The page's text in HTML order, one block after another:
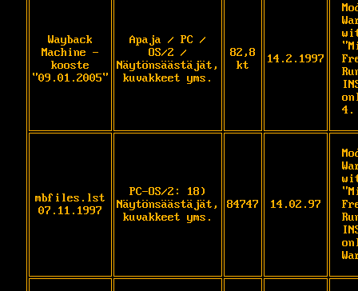
Wayback
Machine -
kooste
"09.01.2005"
Apaja / PC /
OS/2 /
Näytönsäästäjät,
kuvakkeet yms.
82,8
kt
14.2.1997
4.
mbfiles.lst
07.11.1997
PC-OS/2: 18)
Näytönsäästäjät,
kuvakkeet yms.
84747 14.02.97